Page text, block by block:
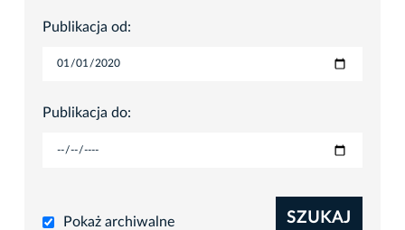
Publikacja od:
Publikacja do:
Pokaż archiwalne SZUKAJ